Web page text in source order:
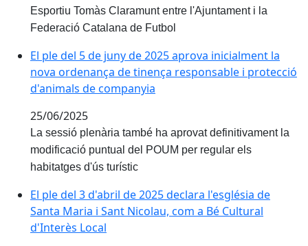
Esportiu Tomàs Claramunt entre l'Ajuntament i la
Federació Catalana de Futbol
El ple del 5 de juny de 2025 aprova inicialment la
El ple del 5 de juny de 2025 aprova inicialment la
nova ordenança de tinença responsable i protecció
d'animals de companyia
25/06/2025
La sessió plenària també ha aprovat definitivament la
modificació puntual del POUM per regular els
habitatges d'ús turístic
El ple del 3 d'abril de 2025 declara l'església de
El ple del 3 d'abril de 2025 declara l'església de
Santa Maria i Sant Nicolau, com a Bé Cultural
d'Interès Local